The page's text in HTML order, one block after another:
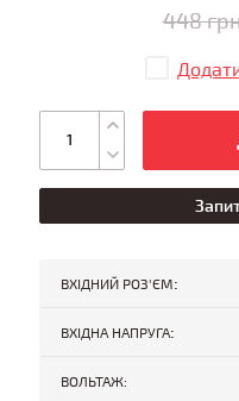
448
ВХІДНИЙ РОЗ'ЄМ:
ВХІДНА НАПРУГА:
ВОЛЬТАЖ: